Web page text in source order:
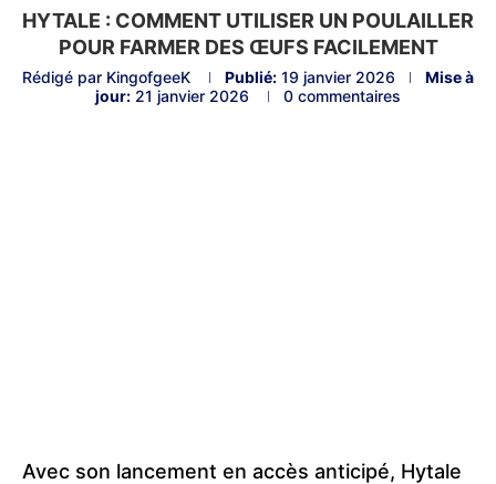
HYTALE : COMMENT UTILISER UN POULAILLER
POUR FARMER DES ŒUFS FACILEMENT
Rédigé par KingofgeeK Publié: 19 janvier 2026
Mise à
jour: 21 janvier 2026 0 commentaires
Avec son lancement en accès anticipé, Hytale